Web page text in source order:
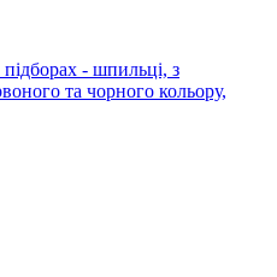
- шпильці, з
та чорного кольору,